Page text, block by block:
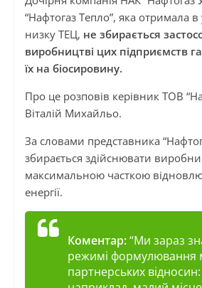
“Нафтогаз Тепло”, яка отримала
низку ТЕЦ, не збирається
виробництві цих підприємств
їх на біосировину.
Про це розповів керівник ТОВ
Віталій Михайльо.
За словами представника
збирається здійснювати
максимальною часткою
енергії.
Коментар:“Ми зараз
режимі формулювання
партнерських відносин: